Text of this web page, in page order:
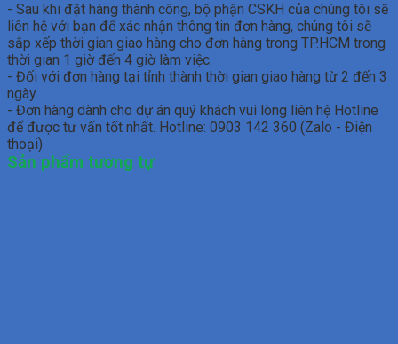
- Sau khi đặt hàng thành công, bộ phận CSKH của chúng tôi sẽ
liên hệ với bạn để xác nhận thông tin đơn hàng, chúng tôi sẽ
sắp xếp thời gian giao hàng cho đơn hàng trong TP.HCM trong
thời gian 1 giờ đến 4 giờ làm việc.
- Đối với đơn hàng tại tỉnh thành thời gian giao hàng từ 2 đến 3
ngày.
- Đơn hàng dành cho dự án quý khách vui lòng liên hệ Hotline
để được tư vấn tốt nhất. Hotline: 0903 142 360 (Zalo - Điện
thoại)
Sản phẩm tương tự